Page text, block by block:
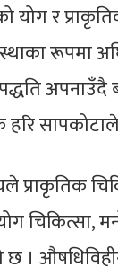
योग र
रूपमा
पद्धति
प्राकृतिक
चिकित्सा,
छ ।